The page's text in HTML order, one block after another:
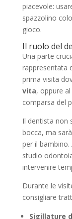
piacevole:
spazzolino
gioco.
Il ruolo del
Una parte
rappresentata
prima visita
vita, oppure
comparsa del
Il dentista non
bocca, ma
per il bambino.
studio
intervenire
Durante le
consigliare
Sigillature